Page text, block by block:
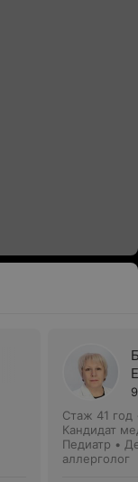
Стаж 41 год
Кандидат
Педиатр •
аллерголог